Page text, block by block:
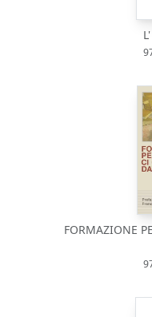
FORMAZIONE